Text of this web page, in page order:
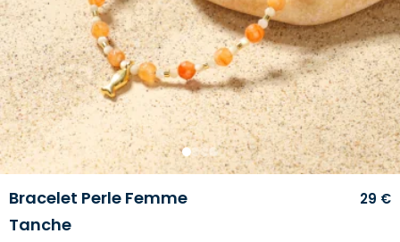
1 234
Bracelet Perle Femme
Tanche
29 €